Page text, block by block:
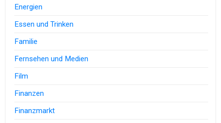
Energien
Essen und Trinken
Familie
Fernsehen und Medien
Film
Finanzen
Finanzmarkt